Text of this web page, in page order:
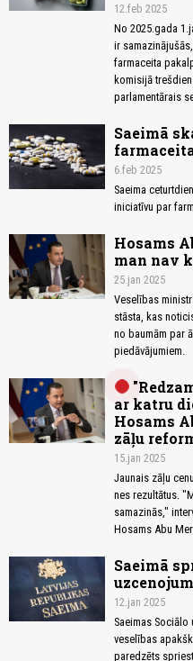
12.feb 2025
No 2025.gada
ir
farmaceita
komisijā
parlamentārais
Saeimā
6.feb 2025
Saeima
iniciatīvu par
Hosams
man nav
25.jan 2025
Veselības
stāsta, kas
no baumām par
piedāvājumiem.
ar katru
Hosams
zāļu
15.jan 2025
Jaunais zāļu
nes rezultātus.
samazinās,"
Hosams Abu
Saeimā
12.jan 2025
Saeimas
veselības
paredzēts